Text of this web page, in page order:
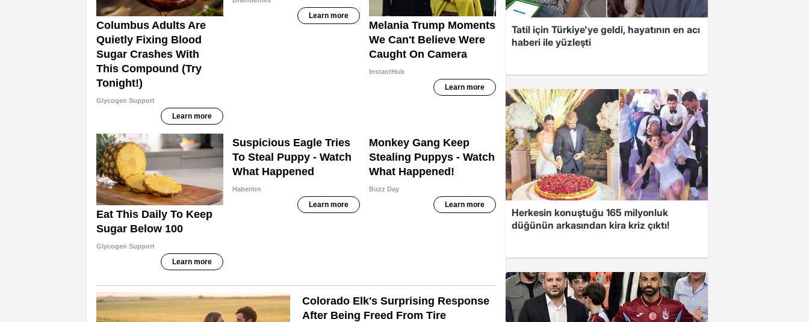
Tatil için Türkiye'ye geldi, hayatının en acı
haberi ile yüzleşti
Herkesin konuştuğu 165 milyonluk
düğünün arkasından kira kriz çıktı!